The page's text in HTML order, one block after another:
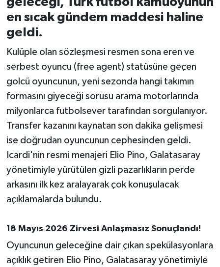
en sıcak gündem maddesi haline
geldi.
Kulüple olan sözleşmesi resmen sona eren ve
serbest oyuncu (free agent) statüsüne geçen
golcü oyuncunun, yeni sezonda hangi takımın
formasını giyeceği sorusu arama motorlarında
milyonlarca futbolsever tarafından sorgulanıyor.
Transfer kazanını kaynatan son dakika gelişmesi
ise doğrudan oyuncunun cephesinden geldi.
Icardi'nin resmi menajeri Elio Pino, Galatasaray
yönetimiyle yürütülen gizli pazarlıkların perde
arkasını ilk kez aralayarak çok konuşulacak
açıklamalarda bulundu.
18 Mayıs 2026 Zirvesi Anlaşmasız Sonuçlandı!
Oyuncunun geleceğine dair çıkan spekülasyonlara
açıklık getiren Elio Pino, Galatasaray yönetimiyle
Kepsut
KÜLTÜR-SANAT
MANŞET
Manyas
OLAY
OTOMOTİV
Resmi İlanlar
SEYAHAT